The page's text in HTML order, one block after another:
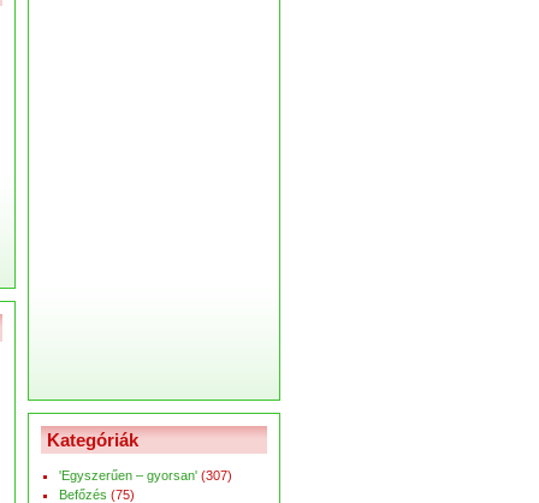
Kategóriák
'Egyszerűen – gyorsan' (307)
Befőzés (75)